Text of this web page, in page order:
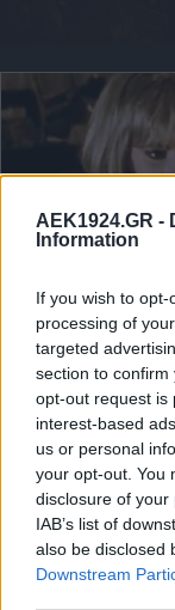
AEK1924.GR -
Information
If you wish to
processing of
targeted
section to
opt-out request is
interest-based
us or personal
your opt-out. You
disclosure of
IAB’s list of
also be disclosed
Downstream